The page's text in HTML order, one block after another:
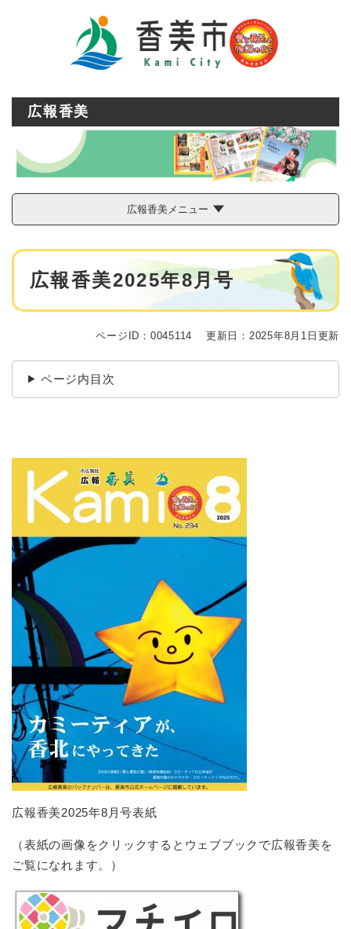
広報香美
広報香美メニュー
本
広報香美2025年8月号
ページID：0045114 更新日：2025年8月1日更新
ページ内目次
広報香美2025年8月号表紙
（表紙の画像をクリックするとウェブブックで広報香美を
ご覧になれます。）